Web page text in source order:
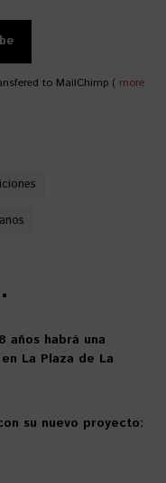
to MailChimp ( more
años habrá una
La Plaza de La
su nuevo proyecto: